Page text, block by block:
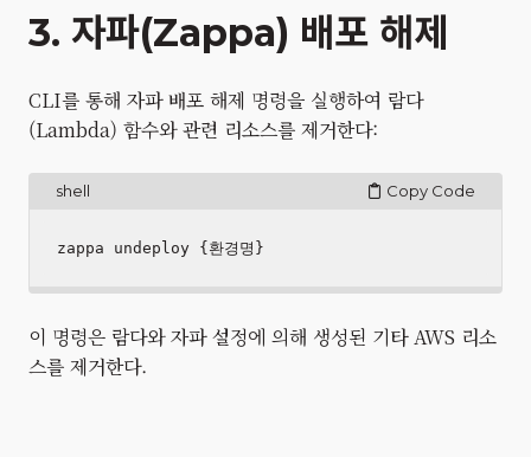
3. 자파(Zappa) 배포 해제
CLI를 통해 자파 배포 해제 명령을 실행하여 람다
(Lambda) 함수와 관련 리소스를 제거한다:
shell Copy Code
이 명령은 람다와 자파 설정에 의해 생성된 기타 AWS 리소
스를 제거한다.